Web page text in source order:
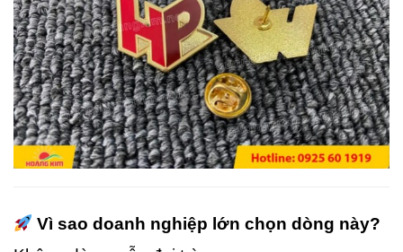
Vì sao doanh nghiệp lớn chọn dòng này?